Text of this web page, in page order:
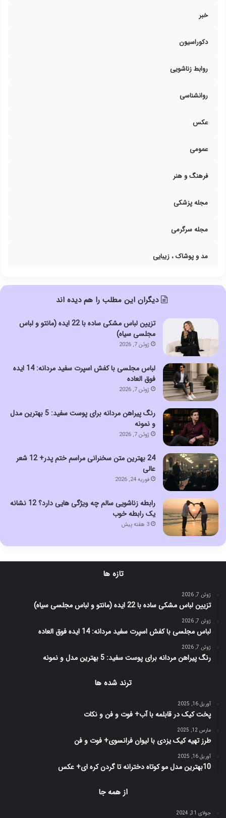
خبر
دکوراسیون
روابط زناشویی
روانشناسی
عکس
عمومی
فرهنگ و هنر
مجله پزشکی
مجله سرگرمی
مد و پوشاک ، زیبایی
دیگران این مطلب را هم دیده اند
تزیین لباس مشکی ساده با 22 ایده (مانتو و لباس
مجلسی سیاه)
ژوئن 7, 2026
لباس مجلسی با کفش اسپرت سفید مردانه: 14 ایده
فوق العاده
ژوئن 7, 2026
رنگ پیراهن مردانه برای پوست سفید: 5 بهترین مدل
و نمونه
ژوئن 7, 2026
24 بهترین متن سخنرانی مراسم ختم پدر+ 12 شعر
عالی
فوریه 24, 2026
رابطه زناشویی سالم چه ویژگی هایی دارد؟ 12 نشانه
یک رابطه خوب
3 هفته پیش
تازه ها
ژوئن 7, 2026
تزیین لباس مشکی ساده با 22 ایده (مانتو و لباس مجلسی سیاه)
ژوئن 7, 2026
لباس مجلسی با کفش اسپرت سفید مردانه: 14 ایده فوق العاده
ژوئن 7, 2026
رنگ پیراهن مردانه برای پوست سفید: 5 بهترین مدل و نمونه
ترند شده ها
آوریل 16, 2025
پخت کیک در قابلمه با آب+ فوت و فن و نکات
مارس 12, 2025
طرز تهیه کیک یزدی با لیوان فرانسوی+ فوت و فن
آوریل 16, 2025
10بهترین مدل مو کوتاه دخترانه تا گردن کره ای+ عکس
از همه جا
جولای 31, 2024